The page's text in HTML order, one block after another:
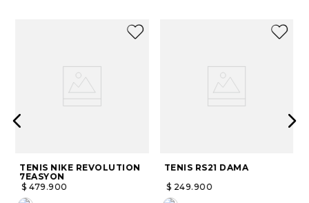
TENIS NIKE REVOLUTION
7EASYON
$ 479.900
TENIS RS21 DAMA
$ 249.900